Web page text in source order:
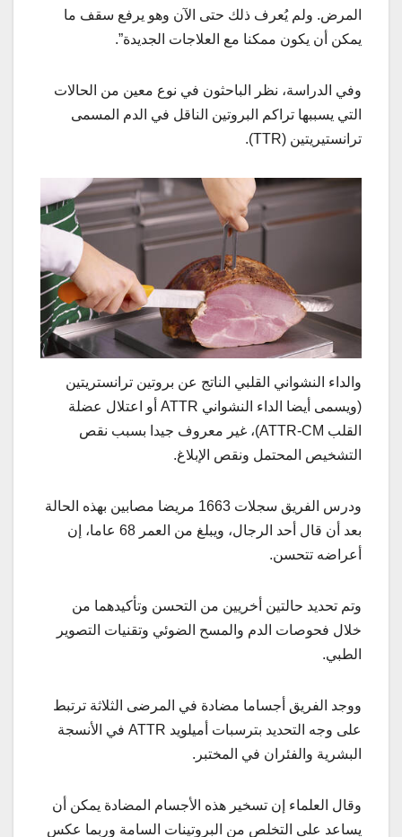
المرض. ولم يُعرف ذلك حتى الآن وهو يرفع سقف ما
يمكن أن يكون ممكنا مع العلاجات الجديدة”.
وفي الدراسة، نظر الباحثون في نوع معين من الحالات
التي يسببها تراكم البروتين الناقل في الدم المسمى
ترانستيريتين (TTR).
والداء النشواني القلبي الناتج عن بروتين ترانستريتين
(ويسمى أيضا الداء النشواني ATTR أو اعتلال عضلة
القلب ATTR-CM)، غير معروف جيدا بسبب نقص
التشخيص المحتمل ونقص الإبلاغ.
ودرس الفريق سجلات 1663 مريضا مصابين بهذه الحالة
بعد أن قال أحد الرجال، ويبلغ من العمر 68 عاما، إن
أعراضه تتحسن.
وتم تحديد حالتين أخريين من التحسن وتأكيدهما من
خلال فحوصات الدم والمسح الضوئي وتقنيات التصوير
الطبي.
ووجد الفريق أجساما مضادة في المرضى الثلاثة ترتبط
على وجه التحديد بترسبات أميلويد ATTR في الأنسجة
البشرية والفئران في المختبر.
وقال العلماء إن تسخير هذه الأجسام المضادة يمكن أن
يساعد على التخلص من البروتينات السامة وربما عكس